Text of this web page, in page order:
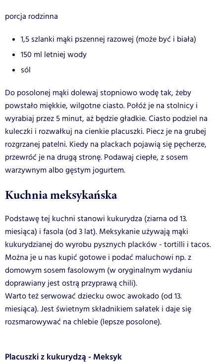
porcja rodzinna
1,5 szlanki mąki pszennej razowej (może być i biała)
150 ml letniej wody
sól
Do posolonej mąki dolewaj stopniowo wodę tak, żeby
powstało miękkie, wilgotne ciasto. Połóż je na stolnicy i
wyrabiaj przez 5 minut, aż będzie gładkie. Ciasto podziel na
kuleczki i rozwałkuj na cienkie placuszki. Piecz je na grubej
rozgrzanej patelni. Kiedy na plackach pojawią się pęcherze,
przewróć je na drugą stronę. Podawaj ciepłe, z sosem
warzywnym albo gęstym jogurtem.
Kuchnia meksykańska
Podstawę tej kuchni stanowi kukurydza (ziarna od 13.
miesiąca) i fasola (od 3 lat). Meksykanie używają mąki
kukurydzianej do wyrobu pysznych placków - tortilli i tacos.
Można je u nas kupić gotowe i podać maluchowi np. z
domowym sosem fasolowym (w oryginalnym wydaniu
doprawiany jest ostrą przyprawą chili).
Warto też serwować dziecku owoc awokado (od 13.
miesiąca). Jest świetnym składnikiem sałatek i daje się
rozsmarowywać na chlebie (lepsze posolone).
Placuszki z kukurydzą - Meksyk